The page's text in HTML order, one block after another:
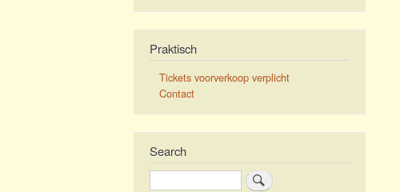
Praktisch
Tickets voorverkoop verplicht
Contact
Search
Search